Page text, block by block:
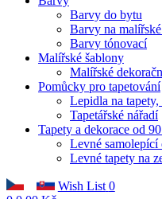
Barvy do bytu
Barvy na
Barvy tónovací
Malířské šablony
Malířské
Pomůcky pro tapetování
Lepidla na
Tapetářské nářadí
Tapety a dekorace od
Levné samolepící
Levné tapety na
Wish List 0